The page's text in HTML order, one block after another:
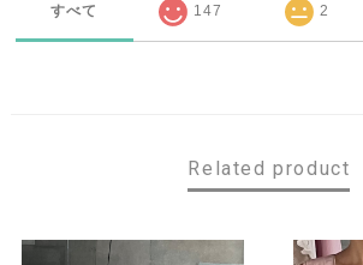
すべて 147 2
Related product